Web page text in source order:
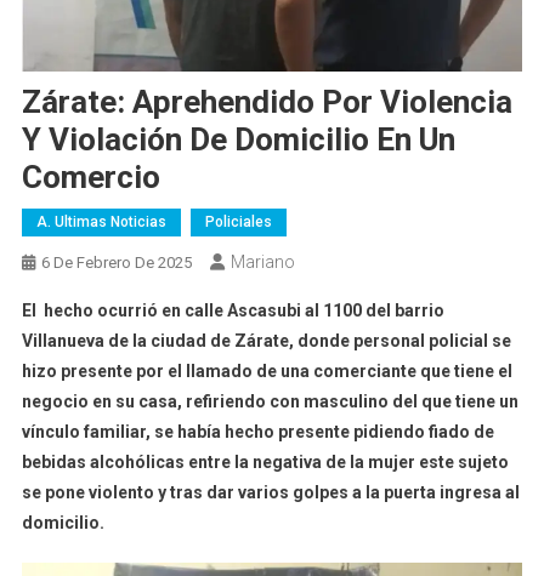
Zárate: Aprehendido Por Violencia
Y Violación De Domicilio En Un
Comercio
A. Ultimas Noticias Policiales
6 De Febrero De 2025 Mariano
El hecho ocurrió en calle Ascasubi al 1100 del barrio
Villanueva de la ciudad de Zárate, donde personal policial se
hizo presente por el llamado de una comerciante que tiene el
negocio en su casa, refiriendo con masculino del que tiene un
vínculo familiar, se había hecho presente pidiendo fiado de
bebidas alcohólicas entre la negativa de la mujer este sujeto
se pone violento y tras dar varios golpes a la puerta ingresa al
domicilio.